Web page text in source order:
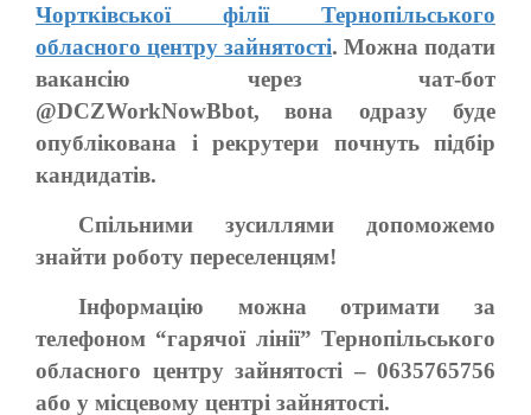
Чортківської філії Тернопільського
обласного центру зайнятості. Можна подати
вакансію через чат-бот
@DCZWorkNowBbot, вона одразу буде
опублікована і рекрутери почнуть підбір
кандидатів.
Спільними зусиллями допоможемо
знайти роботу переселенцям!
Інформацію можна отримати за
телефоном “гарячої лінії” Тернопільського
обласного центру зайнятості – 0635765756
або у місцевому центрі зайнятості.